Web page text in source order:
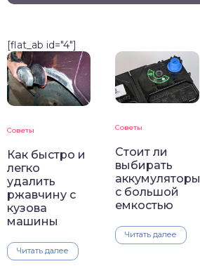
[flat_ab id="4"]
Советы
Как быстро и
легко
удалить
ржавчину с
кузова
машины
Читать далее
Советы
Стоит ли
выбирать
аккумуляторы
с большой
емкостью
Читать далее